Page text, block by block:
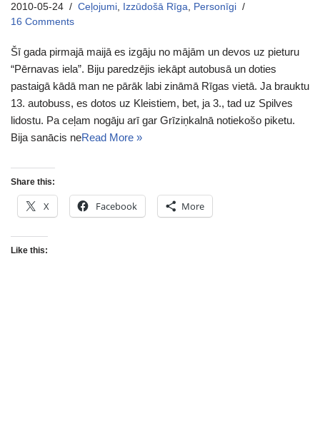
2010-05-24 Ceļojumi Izzūdošā Rīga
Personīgi
16 Comments
Šī gada pirmajā maijā es izgāju no mājām un devos uz pieturu
“Pērnavas iela”. Biju paredzējis iekāpt autobusā un doties
pastaigā kādā man ne pārāk labi zināmā Rīgas vietā. Ja brauktu
13. autobuss, es dotos uz Kleistiem, bet, ja 3., tad uz Spilves
lidostu. Pa ceļam nogāju arī gar Grīziņkalnā notiekošo piketu.
Bija sanācis neRead More »
Share this:
X Facebook More
Like this: